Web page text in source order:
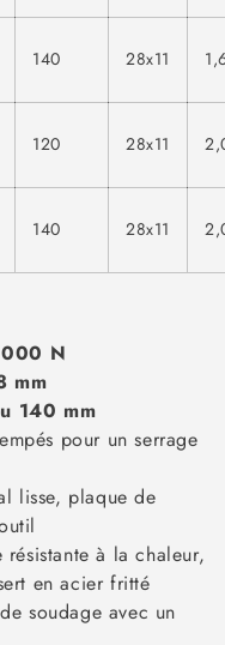
140 28x11
120 28x11
140 28x11
N
mm
140 mm
pour un serrage
lisse, plaque de
à la chaleur,
en acier fritté
soudage avec un